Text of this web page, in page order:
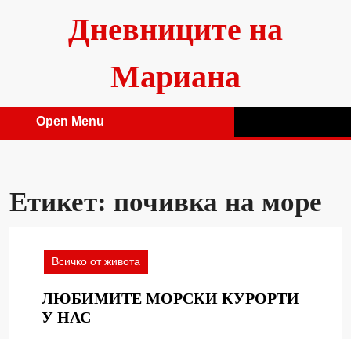
Дневниците на
Мариана
Open Menu
Етикет: почивка на море
Всичко от живота
ЛЮБИМИТЕ МОРСКИ КУРОРТИ
У НАС